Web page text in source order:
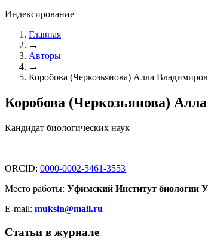
Индексирование
Главная
→
Авторы
→
Коробова (Черкозьянова) Алла
Коробова (Черкозьянова)
Кандидат биологических наук
ORCID: 0000-0002-5461-3553
Место работы: Уфимский Институт биологии
E-mail: muksin@mail.ru
Статьи в журнале